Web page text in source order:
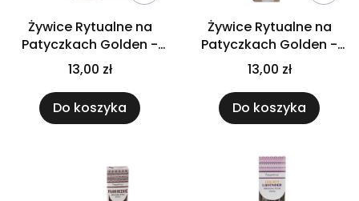
Żywice Rytualne na
Patyczkach Golden -
Cynamon
13,00 zł
Do koszyka
Żywice Rytualne na
Patyczkach Golden -
Drzewo Sandałowe
13,00 zł
Do koszyka